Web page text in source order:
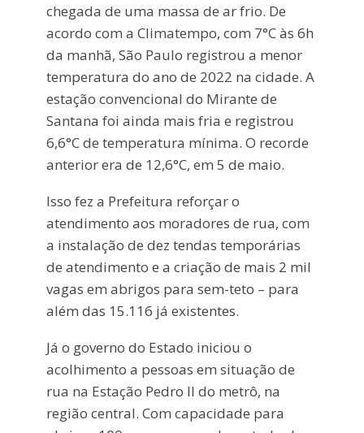
chegada de uma massa de ar frio. De
acordo com a Climatempo, com 7°C às 6h
da manhã, São Paulo registrou a menor
temperatura do ano de 2022 na cidade. A
estação convencional do Mirante de
Santana foi ainda mais fria e registrou
6,6°C de temperatura mínima. O recorde
anterior era de 12,6°C, em 5 de maio.
Isso fez a Prefeitura reforçar o
atendimento aos moradores de rua, com
a instalação de dez tendas temporárias
de atendimento e a criação de mais 2 mil
vagas em abrigos para sem-teto – para
além das 15.116 já existentes.
Já o governo do Estado iniciou o
acolhimento a pessoas em situação de
rua na Estação Pedro II do metrô, na
região central. Com capacidade para